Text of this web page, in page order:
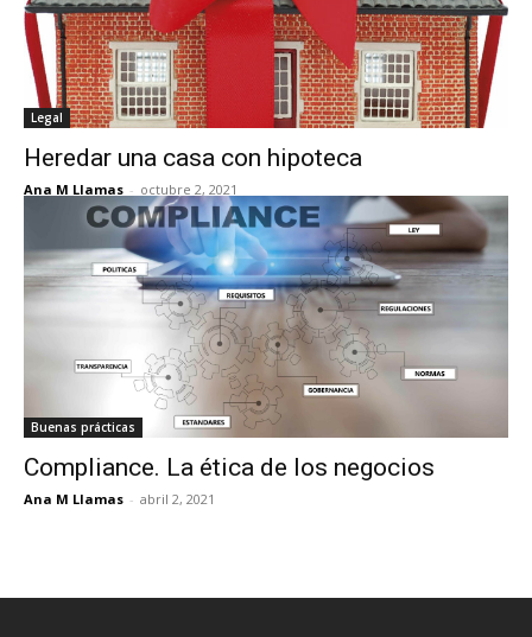
Legal
Heredar una casa con hipoteca
Ana M Llamas - octubre 2, 2021
Buenas prácticas
Compliance. La ética de los negocios
Ana M Llamas - abril 2, 2021